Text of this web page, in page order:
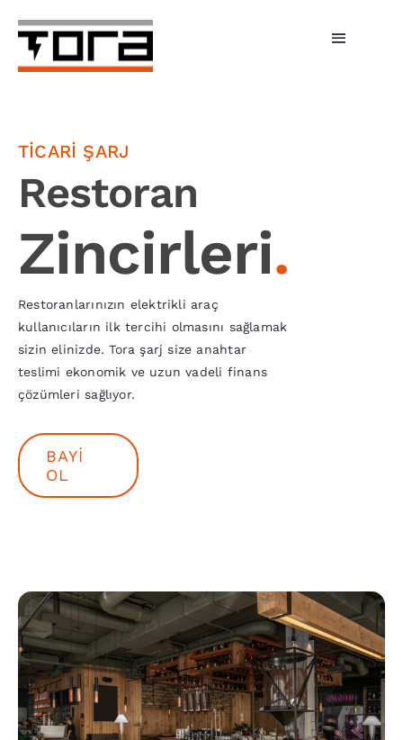
content
Toggle
Şarj Üniteleri
Bireysel Şarj
İşletmeler
Fiyatlar
Haberler
TİCARİ ŞARJ
Restoran
Zincirleri.
Restoranlarınızın elektrikli araç
kullanıcıların ilk tercihi olmasını sağlamak
sizin elinizde. Tora şarj size anahtar
teslimi ekonomik ve uzun vadeli finans
çözümleri sağlıyor.
BAYI
OL